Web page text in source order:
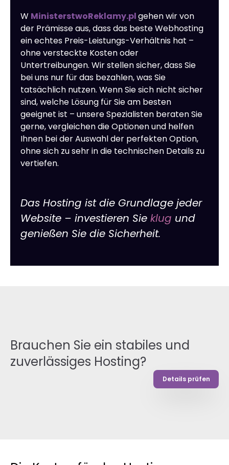
W MinisterstwoReklamy.plgehen wir von
der Prämisse aus, dass das beste Webhosting
ein echtes Preis-Leistungs-Verhältnis hat –
ohne versteckte Kosten oder
Untertreibungen. Wir stellen sicher, dass Sie
bei uns nur für das bezahlen, was Sie
tatsächlich nutzen. Wenn Sie sich nicht sicher
sind, welche Lösung für Sie am besten
geeignet ist – unsere Spezialisten beraten Sie
gerne, vergleichen die Optionen und helfen
Ihnen bei der Auswahl der perfekten Option,
ohne sich zu sehr in die technischen Details zu
vertiefen.
Das Hosting ist die Grundlage jeder
Website – investieren Sie klug und
genießen Sie die Sicherheit.
Brauchen Sie ein stabiles und
zuverlässiges Hosting?
Details prüfen